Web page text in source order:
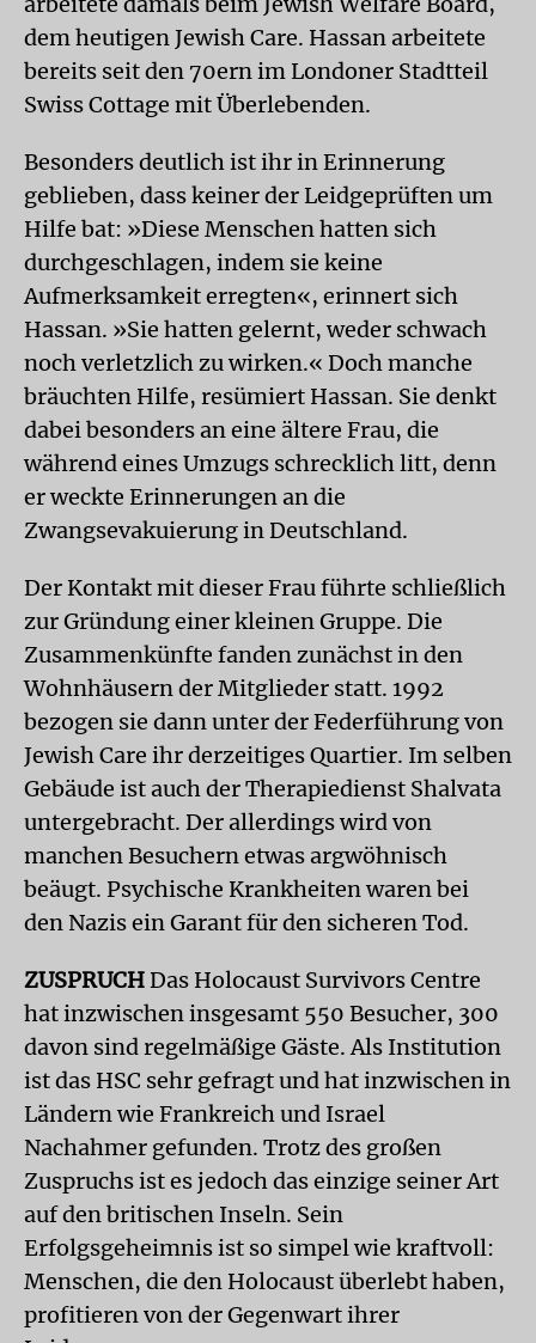
dem heutigen Jewish Care. Hassan arbeitete
bereits seit den 70ern im Londoner Stadtteil
Swiss Cottage mit Überlebenden.
Besonders deutlich ist ihr in Erinnerung
geblieben, dass keiner der Leidgeprüften um
Hilfe bat: »Diese Menschen hatten sich
durchgeschlagen, indem sie keine
Aufmerksamkeit erregten«, erinnert sich
Hassan. »Sie hatten gelernt, weder schwach
noch verletzlich zu wirken.« Doch manche
bräuchten Hilfe, resümiert Hassan. Sie denkt
dabei besonders an eine ältere Frau, die
während eines Umzugs schrecklich litt, denn
er weckte Erinnerungen an die
Zwangsevakuierung in Deutschland.
Der Kontakt mit dieser Frau führte schließlich
zur Gründung einer kleinen Gruppe. Die
Zusammenkünfte fanden zunächst in den
Wohnhäusern der Mitglieder statt. 1992
bezogen sie dann unter der Federführung von
Jewish Care ihr derzeitiges Quartier. Im selben
Gebäude ist auch der Therapiedienst Shalvata
untergebracht. Der allerdings wird von
manchen Besuchern etwas argwöhnisch
beäugt. Psychische Krankheiten waren bei
den Nazis ein Garant für den sicheren Tod.
ZUSPRUCHDas Holocaust Survivors Centre
hat inzwischen insgesamt 550 Besucher, 300
davon sind regelmäßige Gäste. Als Institution
ist das HSC sehr gefragt und hat inzwischen in
Ländern wie Frankreich und Israel
Nachahmer gefunden. Trotz des großen
Zuspruchs ist es jedoch das einzige seiner Art
auf den britischen Inseln. Sein
Erfolgsgeheimnis ist so simpel wie kraftvoll:
Menschen, die den Holocaust überlebt haben,
profitieren von der Gegenwart ihrer